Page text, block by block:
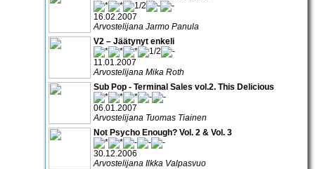
16.02.2007
Arvostelijana Jarmo Panula
V2 – Jäätynyt enkeli
11.01.2007
Arvostelijana Mika Roth
Sub Pop - Terminal Sales vol.2. This Delicious
06.01.2007
Arvostelijana Tuomas Tiainen
Not Psycho Enough? Vol. 2 & Vol. 3
30.12.2006
Arvostelijana Ilkka Valpasvuo